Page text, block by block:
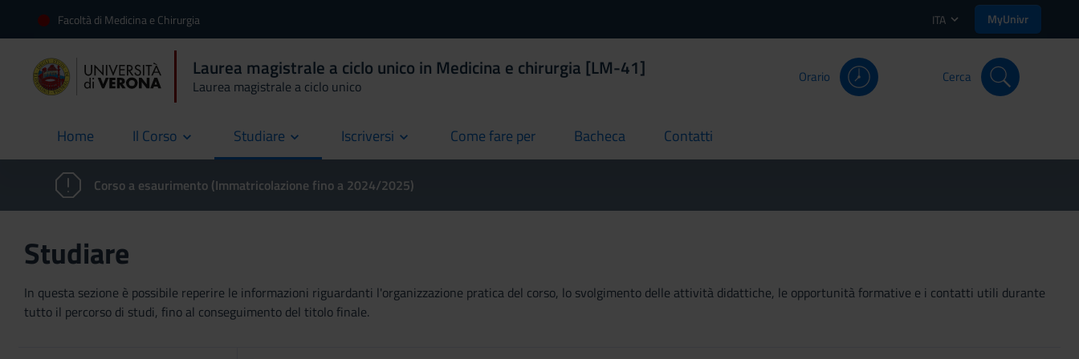
Facoltà di Medicina e Chirurgia ITA MyUnivr
Laurea magistrale a ciclo unico in Medicina e chirurgia [LM-41]
Laurea magistrale a ciclo unico
Orario Cerca
Home
current Il Corso Studiare Iscriversi Come fare per
current Bacheca
current Contatti
current
Corso a esaurimento (Immatricolazione fino a 2024/2025)
Studiare
In questa sezione è possibile reperire le informazioni riguardanti l'organizzazione pratica del corso, lo svolgimento delle attività didattiche, le opportunità formative e i contatti utili durante
tutto il percorso di studi, fino al conseguimento del titolo finale.